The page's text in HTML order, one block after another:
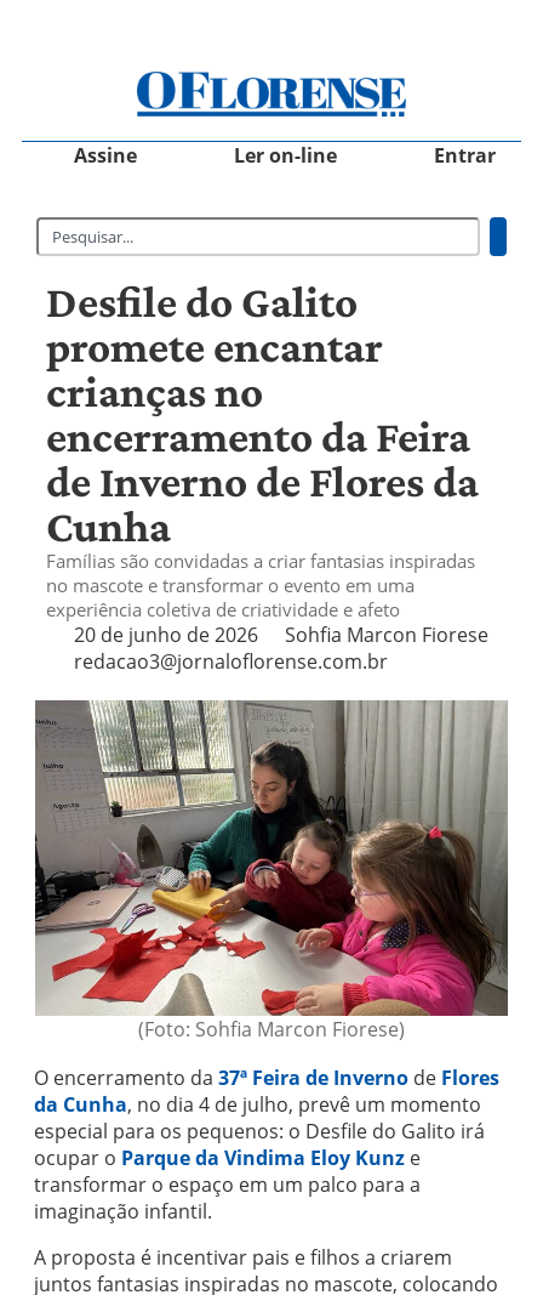
Assine Ler on-line Entrar
Desfile do Galito
promete encantar
crianças no
encerramento da Feira
de Inverno de Flores da
Cunha
Famílias são convidadas a criar fantasias inspiradas
no mascote e transformar o evento em uma
experiência coletiva de criatividade e afeto
20 de junho de 2026
Sohfia Marcon Fiorese
redacao3@jornaloflorense.com.br
(Foto: Sohfia Marcon Fiorese)
O encerramento da 37ª Feira de Inverno de Flores
da Cunha, no dia 4 de julho, prevê um momento
especial para os pequenos: o Desfile do Galito irá
ocupar o Parque da Vindima Eloy Kunz e
transformar o espaço em um palco para a
imaginação infantil.
A proposta é incentivar pais e filhos a criarem
juntos fantasias inspiradas no mascote, colocando